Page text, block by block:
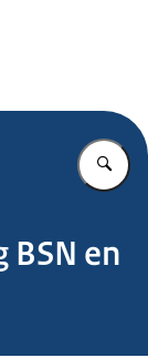
en